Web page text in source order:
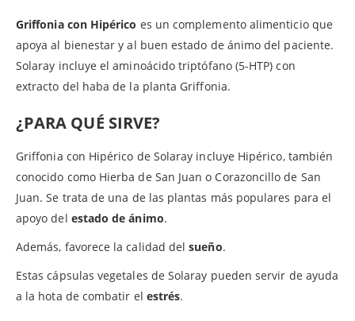
Griffonia con Hipérico es un complemento alimenticio que
apoya al bienestar y al buen estado de ánimo del paciente.
Solaray incluye el aminoácido triptófano (5-HTP) con
extracto del haba de la planta Griffonia.
¿PARA QUÉ SIRVE?
Griffonia con Hipérico de Solaray incluye Hipérico, también
conocido como Hierba de San Juan o Corazoncillo de San
Juan. Se trata de una de las plantas más populares para el
apoyo del estado de ánimo.
Además, favorece la calidad delsueño.
Estas cápsulas vegetales de Solaray pueden servir de ayuda
a la hota de combatir el estrés.